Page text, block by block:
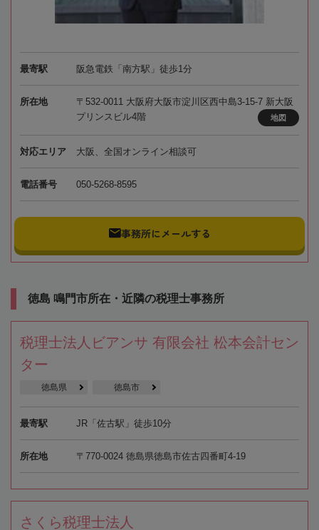
最寄駅 阪急電鉄「南方駅」徒歩1分
所在地
〒532-0011 大阪府大阪市淀川区西中島3-15-7 新大阪
プリンスビル4階
地図
対応エリア 大阪、全国オンライン相談可
電話番号 050-5268-8595
事務所にメールする
徳島 鳴門市所在・近隣の税理士事務所
税理士法人ビアンサ 有限会社 松本会計セン
ター
徳島県 徳島市
最寄駅 JR「佐古駅」徒歩10分
所在地 〒770-0024 徳島県徳島市佐古四番町4-19
さくら税理士法人